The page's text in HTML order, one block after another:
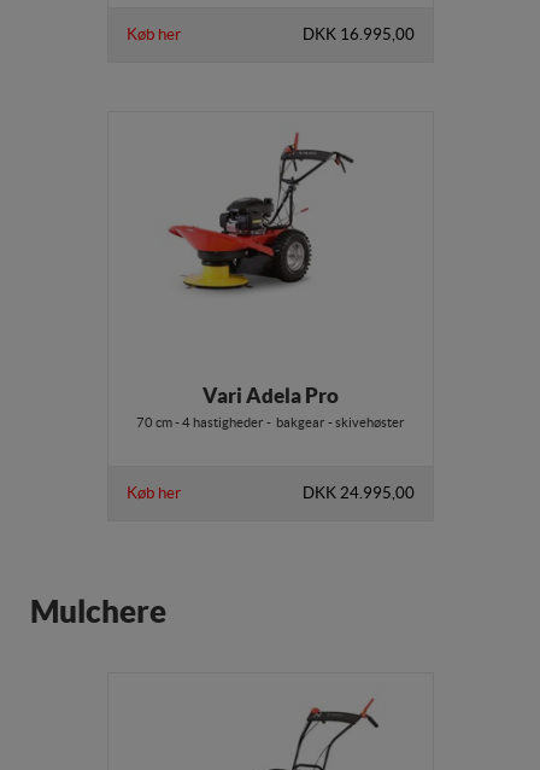
Køb her DKK 16.995,00
Vari Adela Pro
70 cm - 4 hastigheder - bakgear - skivehøster
Køb her DKK 24.995,00
Mulchere